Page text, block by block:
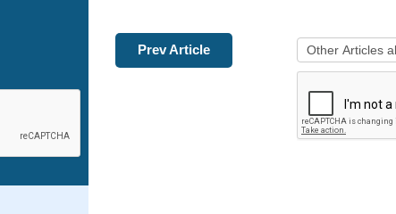
Prev Article